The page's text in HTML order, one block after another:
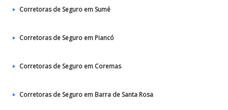
Corretoras de Seguro em Sumé
Corretoras de Seguro em Piancó
Corretoras de Seguro em Coremas
Corretoras de Seguro em Barra de Santa Rosa